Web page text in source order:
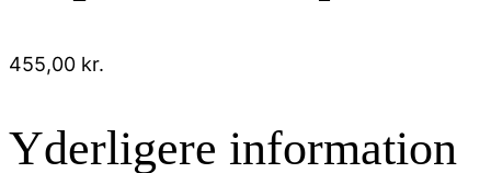
455,00 kr.
Yderligere information